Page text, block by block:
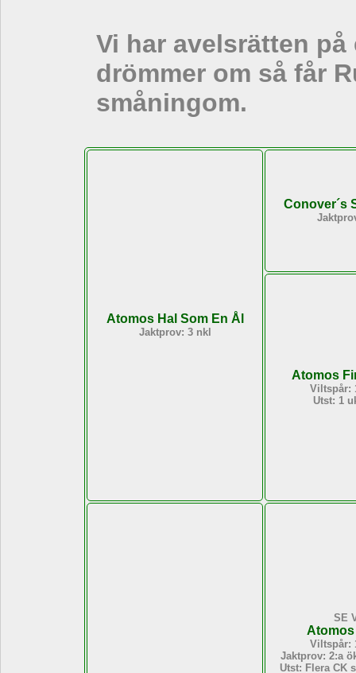
Vi har avelsrätten
drömmer om så får
småningom.
Atomos Hal Som En Ål
Jaktprov: 3 nkl
Conover´s
Atomos
Viltspår:
Utst: 1
SE
Viltspår:
Jaktprov: 2:a
Utst: Flera CK